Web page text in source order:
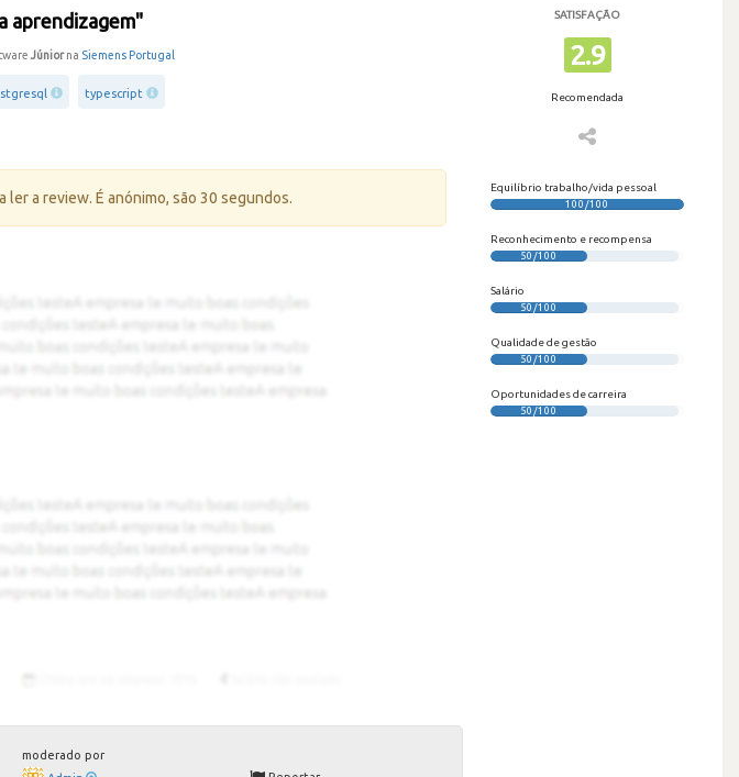
aprendizagem"
Júniorna Siemens Portugal
typescript
SATISFAÇÃO
2.9
Recomendada
ler a review. É anónimo, são 30 segundos.
Equilíbrio trabalho/vida pessoal
100/100
Reconhecimento e recompensa
50/100
Salário
50/100
Qualidade de gestão
50/100
Oportunidades de carreira
50/100
moderado por